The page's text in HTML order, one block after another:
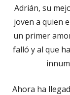
Adrián, su
joven a quien
un primer
falló y al que
Ahora ha